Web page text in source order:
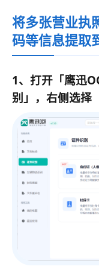
将多张营业执
码等信息提取
1、打开「鹰迅
别」，右侧选择